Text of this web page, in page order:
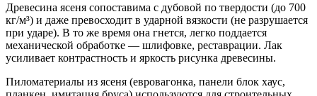
Древесина ясеня сопоставима с дубовой по твердости (до 700
кг/м³) и даже превосходит в ударной вязкости (не разрушается
при ударе). В то же время она гнется, легко поддается
механической обработке — шлифовке, реставрации. Лак
усиливает контрастность и яркость рисунка древесины.
Пиломатериалы из ясеня (евровагонка, панели блок хаус,